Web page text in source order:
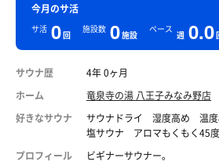
今月のサ活
サ活 0回
施設数 0施設
ペース
週 0.0
サウナ歴
4年 0ヶ月
ホーム
竜泉寺の湯 八王子みなみ野店
好きなサウナ
サウナドライ 湿度高め 温度
塩サウナ アロマもくもく45
プロフィール
ビギナーサウナー。